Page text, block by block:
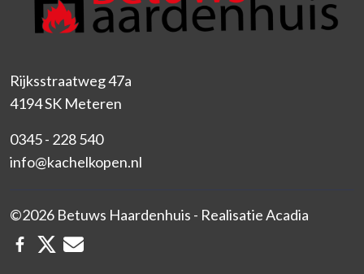
Rijksstraatweg 47a
4194 SK Meteren
0345 - 228 540
info@kachelkopen.nl
©2026 Betuws Haardenhuis - RealisatieAcadia